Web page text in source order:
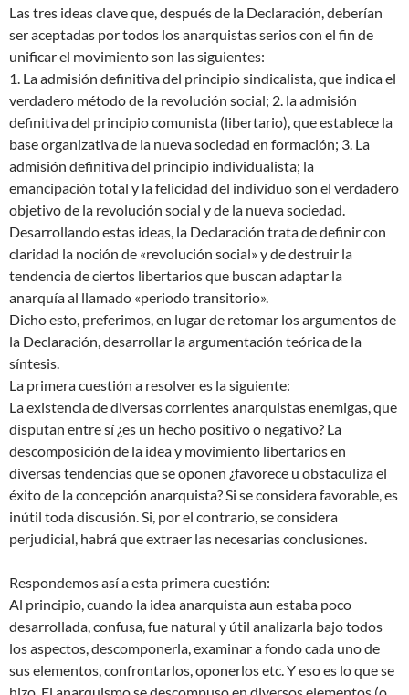
Las tres ideas clave que, después de la Declaración, deberían
ser aceptadas por todos los anarquistas serios con el fin de
unificar el movimiento son las siguientes:
1. La admisión definitiva del principio sindicalista, que indica el
verdadero método de la revolución social; 2. la admisión
definitiva del principio comunista (libertario), que establece la
base organizativa de la nueva sociedad en formación; 3. La
admisión definitiva del principio individualista; la
emancipación total y la felicidad del individuo son el verdadero
objetivo de la revolución social y de la nueva sociedad.
Desarrollando estas ideas, la Declaración trata de definir con
claridad la noción de «revolución social» y de destruir la
tendencia de ciertos libertarios que buscan adaptar la
anarquía al llamado «periodo transitorio».
Dicho esto, preferimos, en lugar de retomar los argumentos de
la Declaración, desarrollar la argumentación teórica de la
síntesis.
La primera cuestión a resolver es la siguiente:
La existencia de diversas corrientes anarquistas enemigas, que
disputan entre sí ¿es un hecho positivo o negativo? La
descomposición de la idea y movimiento libertarios en
diversas tendencias que se oponen ¿favorece u obstaculiza el
éxito de la concepción anarquista? Si se considera favorable, es
inútil toda discusión. Si, por el contrario, se considera
perjudicial, habrá que extraer las necesarias conclusiones.
Respondemos así a esta primera cuestión:
Al principio, cuando la idea anarquista aun estaba poco
desarrollada, confusa, fue natural y útil analizarla bajo todos
los aspectos, descomponerla, examinar a fondo cada uno de
sus elementos, confrontarlos, oponerlos etc. Y eso es lo que se